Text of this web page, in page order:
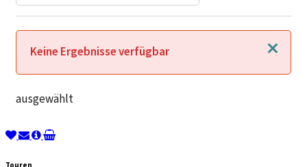
Schließen
Keine Ergebnisse verfügbar
ausgewählt